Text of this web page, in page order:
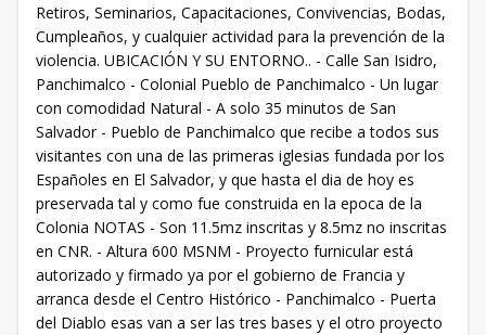
Retiros, Seminarios, Capacitaciones, Convivencias, Bodas,
Cumpleaños, y cualquier actividad para la prevención de la
violencia. UBICACIÓN Y SU ENTORNO.. - Calle San Isidro,
Panchimalco - Colonial Pueblo de Panchimalco - Un lugar
con comodidad Natural - A solo 35 minutos de San
Salvador - Pueblo de Panchimalco que recibe a todos sus
visitantes con una de las primeras iglesias fundada por los
Españoles en El Salvador, y que hasta el dia de hoy es
preservada tal y como fue construida en la epoca de la
Colonia NOTAS - Son 11.5mz inscritas y 8.5mz no inscritas
en CNR. - Altura 600 MSNM - Proyecto furnicular está
autorizado y firmado ya por el gobierno de Francia y
arranca desde el Centro Histórico - Panchimalco - Puerta
del Diablo esas van a ser las tres bases y el otro proyecto